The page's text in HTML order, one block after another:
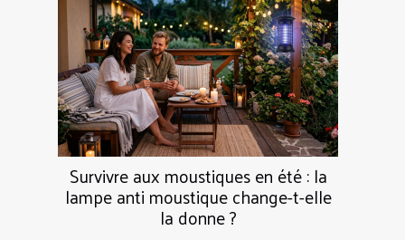
Survivre aux moustiques en été : la
lampe anti moustique change-t-elle
la donne ?